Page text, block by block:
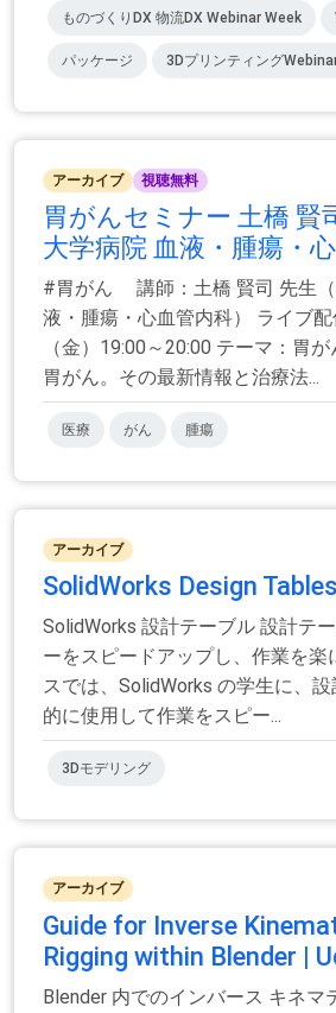
ものづくりDX 物流DX Webinar Week
パッケージ 3Dプリンティング
アーカイブ 視聴無料
胃がんセミナー 土橋 賢
大学病院 血液・腫瘍・
#胃がん 講師：土橋 賢司 先生（
液・腫瘍・心血管内科） ライブ
（金）19:00～20:00 テーマ：胃
胃がん。その最新情報と治療法...
医療 がん 腫瘍
アーカイブ
SolidWorks Design
SolidWorks 設計テーブル 設計テ
ーをスピードアップし、作業を楽
スでは、SolidWorks の学生に、
的に使用して作業をスピー...
3Dモデリング
アーカイブ
Guide for Inverse
Rigging within Blender |
Blender 内でのインバース キネマ